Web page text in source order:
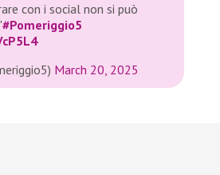
con i social non si può
#Pomeriggio5
March 20, 2025